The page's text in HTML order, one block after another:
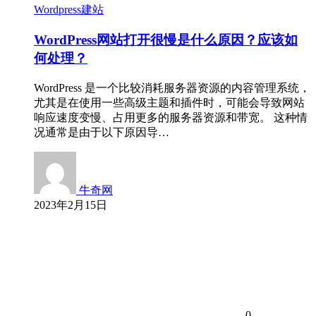
Wordpress建站
WordPress网站打开很慢是什么原因？应该如
何处理？
WordPress 是一个比较消耗服务器资源的内容管理系统，
尤其是在使用一些高级主题和插件时，可能会导致网站
响应速度变慢、占用更多的服务器资源和带宽。 这种情
况通常是由于以下原因导…
牛奇网
2023年2月15日